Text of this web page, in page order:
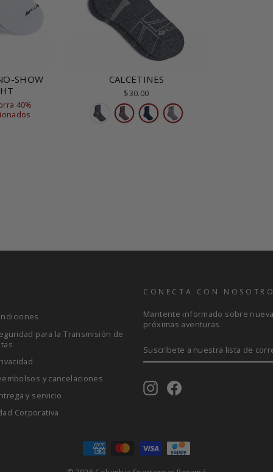
SHOW
40%
CALCETINES
$30.00
para la Transmisión de
y cancelaciones
y servicio
Corporativa
CONECTA CON
Mantente informado sobre
próximas aventuras.
A
NUESTRA
CORREO
Instagram